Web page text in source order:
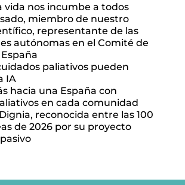
vida nos incumbe a todos
miembro de nuestro
representante de las
autónomas en el Comité de
paliativos pueden
IA
hacia una España con
en cada comunidad
reconocida entre las 100
de 2026 por su proyecto